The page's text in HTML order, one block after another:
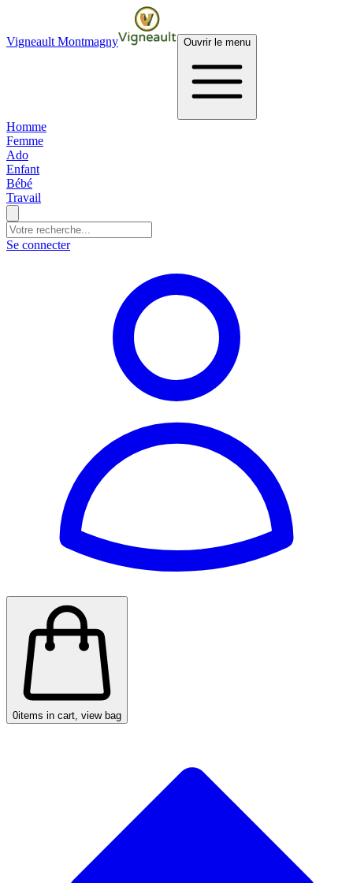
Vigneault Montmagny Ouvrir le menu
Homme
Femme
Ado
Enfant
Bébé
Travail
Se connecter
0items in cart, view bag